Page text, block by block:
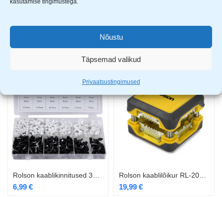
kasutamise tingimustega.
Nõustu
Täpsemad valikud
Privaatsustingimused
Rolson jalgrattatulede komplekt (esi + tagatuli) silikoon RL-61605 Rolson kaablikinnitused 150 osa RL-60922
3,99
6,99 € 19,99 €